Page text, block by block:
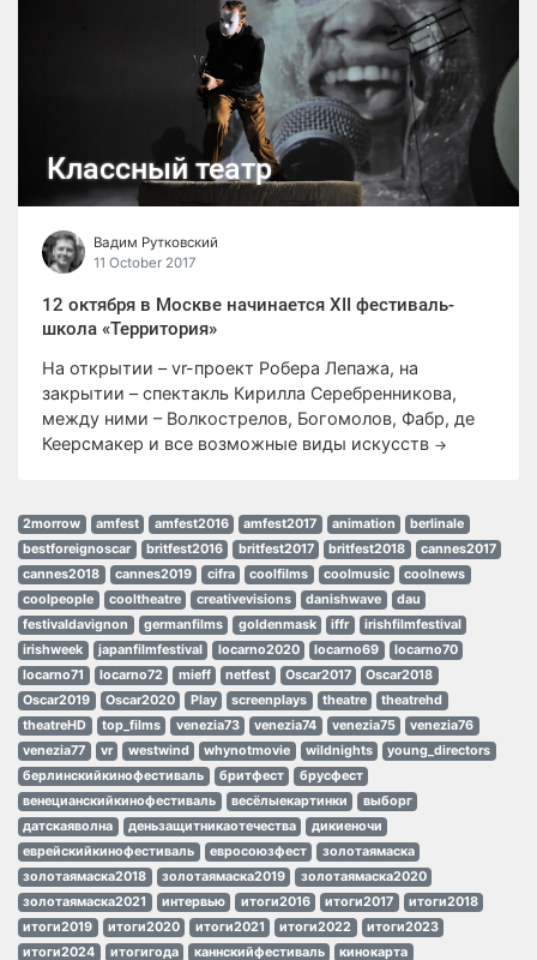
Классный театр
Вадим Рутковский
11 October 2017
12 октября в Москве начинается XII фестиваль-
школа «Территория»
На открытии – vr-проект Робера Лепажа, на
закрытии – спектакль Кирилла Серебренникова,
между ними – Волкострелов, Богомолов, Фабр, де
Кеерсмакер и все возможные виды искусств →
2morrow amfest amfest2016 amfest2017 animation
berlinale
bestforeignoscar
britfest2016 britfest2017 britfest2018
cannes2017
cannes2018
cannes2019 cifra coolfilms coolmusic
coolnews
coolpeople
cooltheatre creativevisions danishwave
dau
festivaldavignon
germanfilms goldenmask iffr
irishfilmfestival
irishweek
japanfilmfestival locarno2020 locarno69
locarno70
locarno71
locarno72 mieff netfest Oscar2017
Oscar2018
Oscar2019
Oscar2020 Play screenplays theatre
theatrehd
theatreHD
top_films venezia73 venezia74 venezia75
venezia76
venezia77
vr westwind whynotmovie wildnights
young_directors
берлинскийкинофестиваль
бритфест
брусфест
венецианскийкинофестиваль
весёлыекартинки
выборг
датскаяволна
деньзащитникаотечества
дикиеночи
еврейскийкинофестиваль
евросоюзфест
золотаямаска
золотаямаска2018
золотаямаска2019
золотаямаска2020
золотаямаска2021
интервью итоги2016 итоги2017
итоги2018
итоги2019
итоги2020 итоги2021 итоги2022
итоги2023
итоги2024
итогигода каннскийфестиваль кинокарта